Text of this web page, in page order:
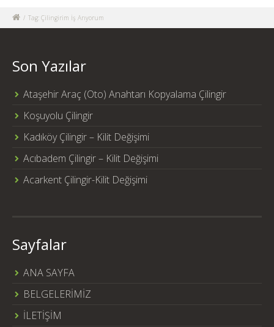
/ Tag: Çilingirim İş Arıyorum
Son Yazılar
Ataşehir Araç (Oto) Anahtarı Kopyalama Çilingir
Koşuyolu Çilingir
Kadıköy Çilingir – Kilit Değişimi
Acıbadem Çilingir – Kilit Değişimi
Acarkent Çilingir-Kilit Değişimi
Sayfalar
ANA SAYFA
BELGELERİMİZ
İLETİŞİM